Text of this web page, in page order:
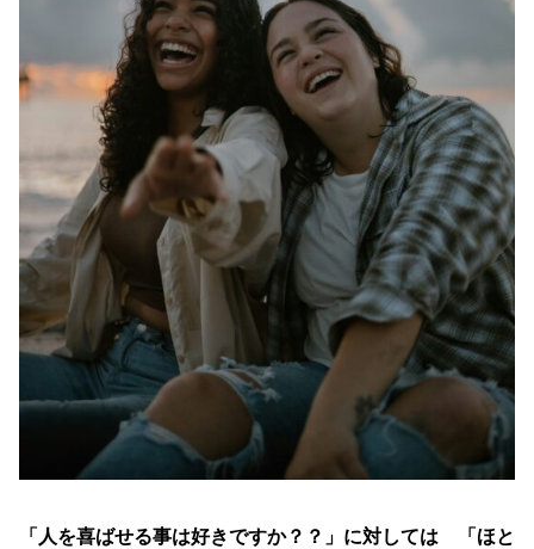
「人を喜ばせる事は好きですか？？」に対しては 「ほと